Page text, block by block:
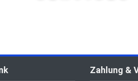
Zahlung &